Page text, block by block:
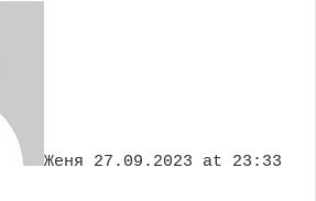
Женя 27.09.2023 at 23:33